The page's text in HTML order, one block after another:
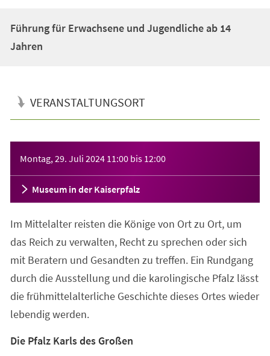
Führung für Erwachsene und Jugendliche ab 14
Jahren
VERANSTALTUNGSORT
Montag, 29. Juli 2024 11:00 bis 12:00
Museum in der Kaiserpfalz
Im Mittelalter reisten die Könige von Ort zu Ort, um
das Reich zu verwalten, Recht zu sprechen oder sich
mit Beratern und Gesandten zu treffen. Ein Rundgang
durch die Ausstellung und die karolingische Pfalz lässt
die frühmittelalterliche Geschichte dieses Ortes wieder
lebendig werden.
Die Pfalz Karls des Großen